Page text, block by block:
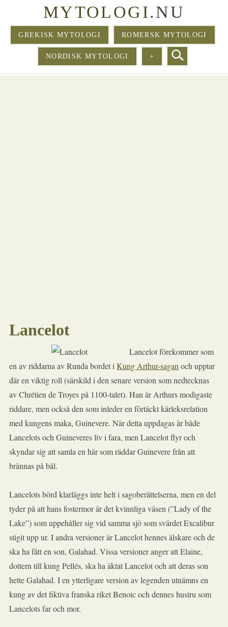
MYTOLOGI.NU
GREKISK MYTOLOGI ROMERSK MYTOLOGI
NORDISK MYTOLOGI +
Lancelot
Lancelot förekommer som
en av riddarna av Runda bordet iKung Arthur-saganoch upptar
där en viktig roll (särskild i den senare version som nedtecknas
av Chrétien de Troyes på 1100-talet). Han är Arthurs modigaste
riddare, men också den som inleder en förtäckt kärleksrelation
med kungens maka, Guinevere. När detta uppdagas är både
Lancelots och Guineveres liv i fara, men Lancelot flyr och
skyndar sig att samla en här som räddar Guinevere från att
brännas på bål.
Lancelots börd klarläggs inte helt i sagoberättelserna, men en del
tyder på att hans fostermor är det kvinnliga väsen (”Lady of the
Lake”) som uppehåller sig vid samma sjö som svärdet Excalibur
stigit upp ur. I andra versioner är Lancelot hennes älskare och de
ska ha fått en son, Galahad. Vissa versioner anger att Elaine,
dottern till kung Pellés, ska ha äktat Lancelot och att deras son
hette Galahad. I en ytterligare version av legenden utnämns en
kung av det fiktiva franska riket Benoic och dennes hustru som
Lancelots far och mor.